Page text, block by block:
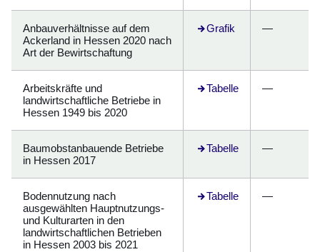
Anbauverhältnisse auf dem
Ackerland in Hessen 2020 nach
Art der Bewirtschaftung
Grafik —
Arbeitskräfte und
landwirtschaftliche Betriebe in
Hessen 1949 bis 2020
Tabelle
Öffnet sich in einem
—
Baumobstanbauende Betriebe
in Hessen 2017
Tabelle
Öffnet sich in einem
—
Bodennutzung nach
ausgewählten Hauptnutzungs-
und Kulturarten in den
landwirtschaftlichen Betrieben
in Hessen 2003 bis 2021
Tabelle
Öffnet sich in einem
—